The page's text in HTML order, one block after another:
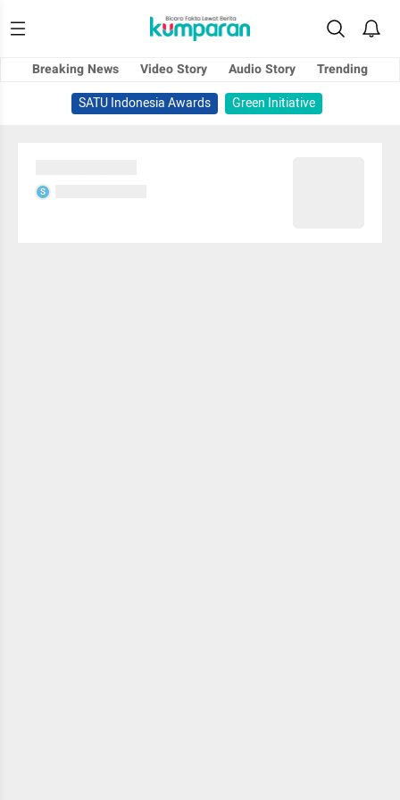
Breaking News Video Story Audio Story
Trending
SATU Indonesia Awards
Green Initiative
S